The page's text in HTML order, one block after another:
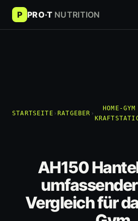
P PRO·T NUTRITION
STARTSEITE › RATGEBER ›
HOME-
AH150
Vergleich für